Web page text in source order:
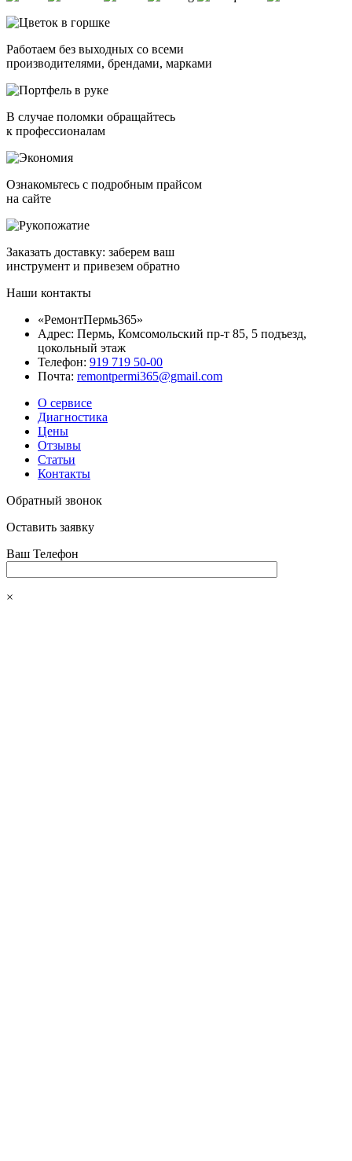
Работаем без выходных со всеми
производителями, брендами, марками
В случае поломки обращайтесь
к профессионалам
Ознакомьтесь с подробным прайсом
на сайте
Заказать доставку: заберем ваш
инструмент и привезем обратно
Наши контакты
«РемонтПермь365»
Адрес: Пермь, Комсомольский пр-т 85, 5 подъезд,
цокольный этаж
Телефон: 919 719 50-00
Почта: remontpermi365@gmail.com
О сервисе
Диагностика
Цены
Отзывы
Статьи
Контакты
Обратный звонок
Оставить заявку
Ваш Телефон
×